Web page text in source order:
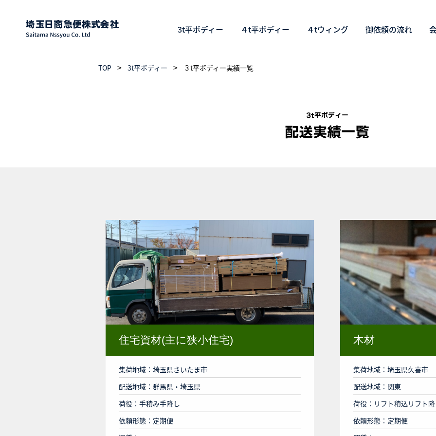
3t平ボディー ４t平ボディー ４tウィング 御依頼の流れ
TOP> 3t平ボディー > ３t平ボディー実績一覧
3t平ボディー
配送実績一覧
住宅資材(主に狭小住宅)
集荷地域：埼玉県さいたま市
配送地域：群馬県・埼玉県
荷役：手積み手降し
依頼形態：定期便
木材
集荷地域：埼玉県久喜市
配送地域：関東
荷役：リフト積込リフト
依頼形態：定期便